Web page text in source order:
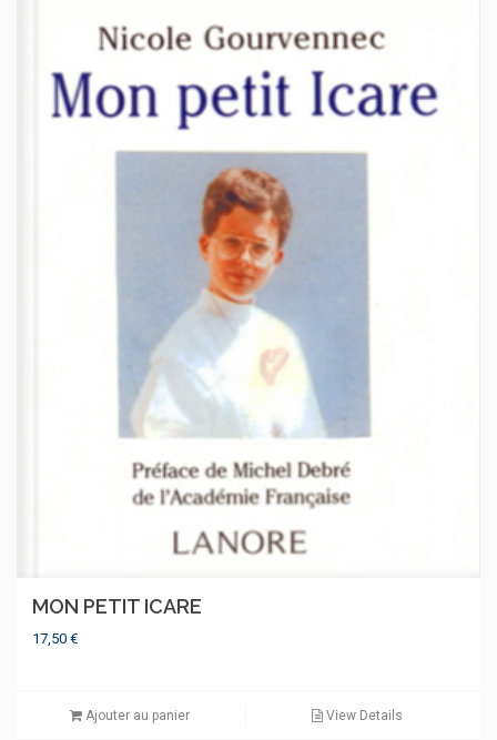
MON PETIT ICARE
17,50 €
Ajouter au panier View Details